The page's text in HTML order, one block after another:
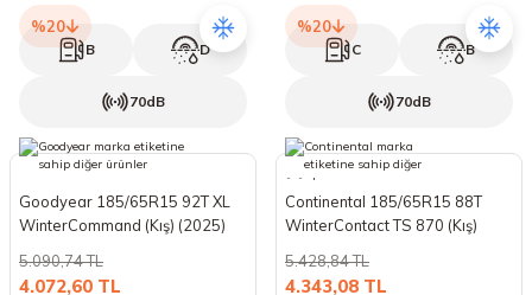
%20
B D
70dB
Goodyear 185/65R15 92T XL
WinterCommand (Kış) (2025)
4.072,60 TL
5.090,74 TL
%20
C B
70dB
Continental 185/65R15 88T
WinterContact TS 870 (Kış)
4.343,08 TL
5.428,84 TL